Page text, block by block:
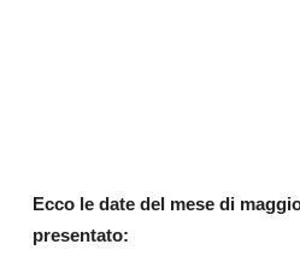
Ecco le date del mese di
presentato: